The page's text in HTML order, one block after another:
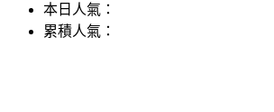
本日人氣：
累積人氣：